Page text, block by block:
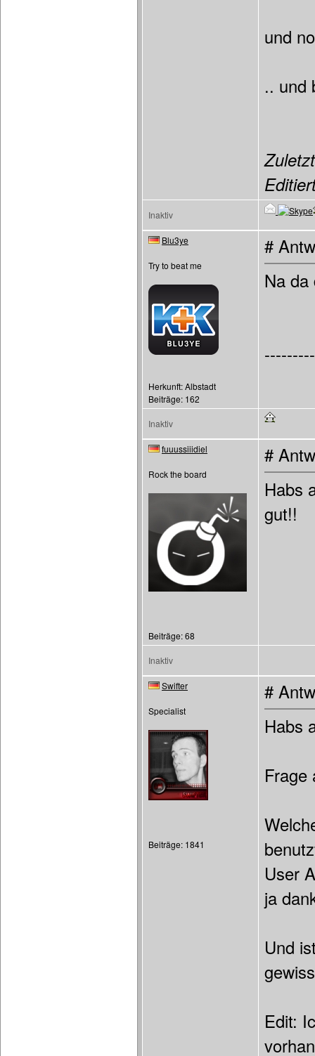
und
.. und
Inaktiv
Blu3ye
Try to beat me
Herkunft: Albstadt
Beiträge: 162
#
Na
Inaktiv
fuuussiiidiel
Rock the board
Beiträge: 68
#
Habs
gut!!
Inaktiv
Swifter
Specialist
Beiträge: 1841
#
Habs
Frage
User
ja
Und
Edit: